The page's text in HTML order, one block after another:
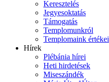
Keresztelés
Jegyesoktatás
Támogatás
Templomunkról
Templomaink értékei
Hírek
Plébánia hírei
Heti hirdetések
Miseszándék